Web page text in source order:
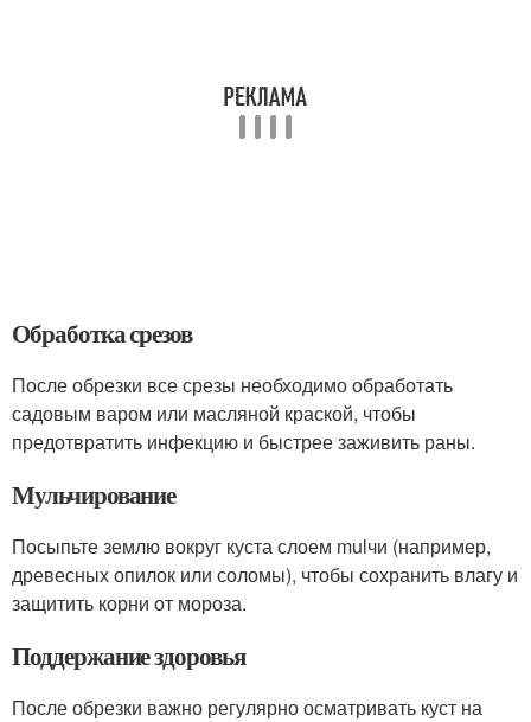
Обработка срезов
После обрезки все срезы необходимо обработать
садовым варом или масляной краской, чтобы
предотвратить инфекцию и быстрее заживить раны.
Мульчирование
Посыпьте землю вокруг куста слоем mulчи (например,
древесных опилок или соломы), чтобы сохранить влагу и
защитить корни от мороза.
Поддержание здоровья
После обрезки важно регулярно осматривать куст на